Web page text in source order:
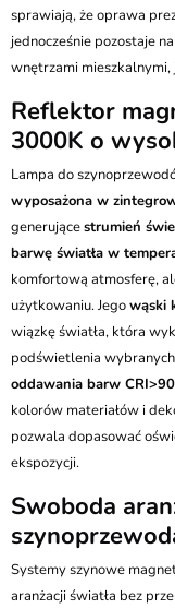
sprawiają, że oprawa
jednocześnie pozostaje
wnętrzami
Reflektor
3000K o
Lampa do
wyposażona w
generującestrumień
barwę światła w
komfortową atmosferę,
użytkowaniu. Jegowąski
wiązkę światła, która
podświetlenia
oddawania barw
kolorów materiałów i
pozwala dopasować
ekspozycji.
Swoboda
Systemy szynowe
aranżacji światła bez